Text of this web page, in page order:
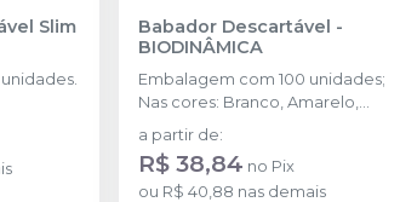
Slim
Babador Descartável -
BIODINÂMICA
Embalagem com 100 unidades;
Nas cores: Branco, Amarelo,
Azul, Rosa, Verde e Misto.
a partir de:
R$ 38,84 no Pix
ou R$ 40,88 nas demais